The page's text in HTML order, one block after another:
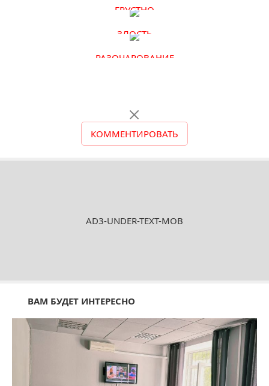
ГРУСТНО
ЗЛОСТЬ
РАЗОЧАРОВАНИЕ
КОММЕНТИРОВАТЬ
AD3-UNDER-TEXT-MOB
ВАМ БУДЕТ ИНТЕРЕСНО